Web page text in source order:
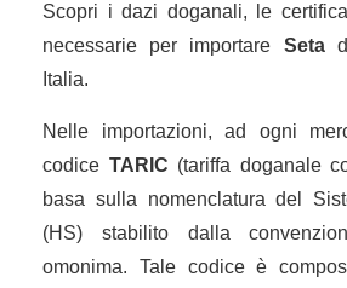
Scopri i dazi doganali, le
necessarie per importare Seta
Italia.
Nelle importazioni, ad ogni
codice TARIC (tariffa doganale
basa sulla nomenclatura del
(HS) stabilito dalla
omonima. Tale codice è